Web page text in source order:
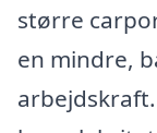
større
en mindre,